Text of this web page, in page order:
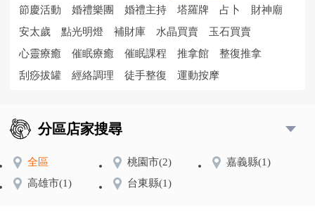
節慶活動
婚禮樂團 婚禮主持 塔羅牌 占卜
財神廟
安太歲
點光明燈 補財庫 水晶買賣
玉石買賣
心靈療癒
催眠療癒 催眠課程 推拿館
整復推拿
刮痧拔罐
經絡調理 徒手整復 運動按摩
分區店家搜尋
全區 桃園市(2) 嘉義縣(1)
高雄市(1) 台東縣(1)